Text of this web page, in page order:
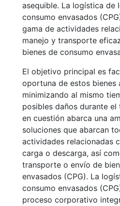
asequible. La logística de
consumo envasados
gama de actividades
manejo y transporte
bienes de consumo
El objetivo principal es
oportuna de estos bienes
minimizando al mismo
posibles daños durante
en cuestión abarca una
soluciones que abarcan
actividades relacionadas
carga o descarga, así
transporte o envío de
envasados (CPG). La
consumo envasados
proceso corporativo